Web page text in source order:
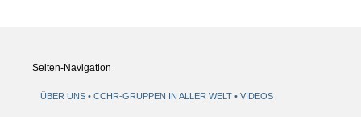
Seiten-Navigation
ÜBER UNS CCHR-GRUPPEN IN ALLER WELT VIDEOS